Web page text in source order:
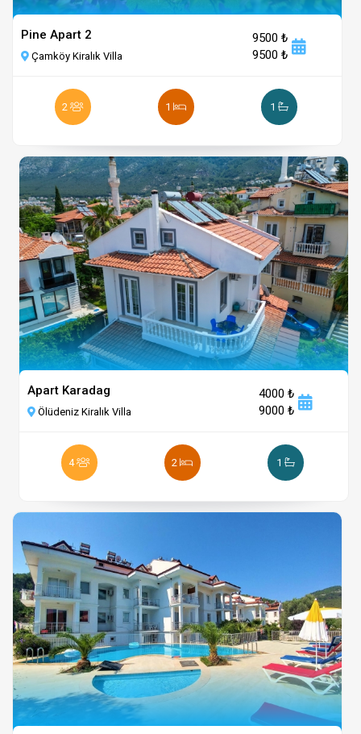
Pine Apart 2
Çamköy Kiralık Villa
9500 ₺
9500 ₺
2 1 1
Apart Karadag
Ölüdeniz Kiralık Villa
4000 ₺
9000 ₺
4 2 1